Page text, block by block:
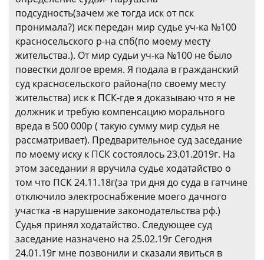
подсудность(зачем же тогда иск от пск
пронимала?) иск передан мир судье уч-ка №100
красносельского р-на спб(по моему месту
жительства.). От мир судьи уч-ка №100 не было
повестки долгое время. Я подала в гражданский
суд красносельского района(по своему месту
жительства) иск к ПСК-где я доказываю что я не
должник и требую компенсацию морального
вреда в 500 000р ( такую сумму мир судья не
рассматривает). Предварительное суд заседание
по моему иску к ПСК состоялось 23.01.2019г. На
этом заседании я вручила судье ходатайство о
том что ПСК 24.11.18г(за три дня до суда в гатчине
отключило электроснабжение моего дачного
участка -в нарушение законодательства рф.)
Судья принял ходатайство. Следующее суд
заседание назначено на 25.02.19г Сегодня
24.01.19г мне позвонили и сказали явиться в